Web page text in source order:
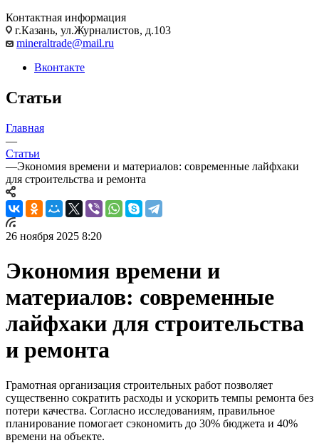
Контактная информация
г.Казань, ул.Журналистов, д.103
mineraltrade@mail.ru
Вконтакте
Статьи
Главная
—
Статьи
—Экономия времени и материалов: современные лайфхаки
для строительства и ремонта
26 ноября 2025 8:20
Экономия времени и
материалов: современные
лайфхаки для строительства
и ремонта
Грамотная организация строительных работ позволяет
существенно сократить расходы и ускорить темпы ремонта без
потери качества. Согласно исследованиям, правильное
планирование помогает сэкономить до 30% бюджета и 40%
времени на объекте.